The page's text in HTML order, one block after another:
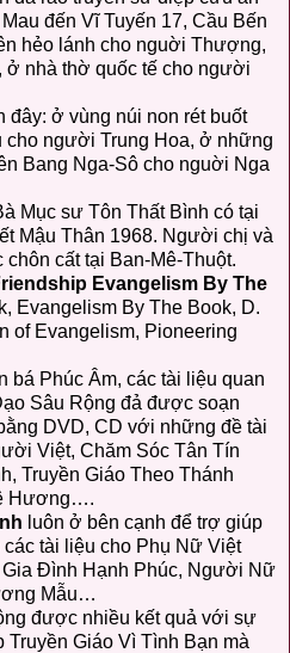
đến Vĩ Tuyến 17, Cầu Bến
hẻo lánh cho nguời Thượng,
nhà thờ quốc tế cho người
đây: ở vùng núi non rét buốt
cho người Trung Hoa, ở những
Bang Nga-Sô cho nguời Nga
Mục sư Tôn Thất Bình có tại
Mậu Thân 1968. Người chị và
cất tại Ban-Mê-Thuột.
Evangelism By The
Evangelism By The Book, D.
of Evangelism, Pioneering
bá Phúc Âm, các tài liệu quan
Sâu Rộng đả được soạn
DVD, CD với những đề tài
Việt, Chăm Sóc Tân Tín
Truyền Giáo Theo Thánh
Hương….
luôn ở bên cạnh để trợ giúp
các tài liệu cho Phụ Nữ Việt
Đình Hạnh Phúc, Người Nữ
Mẫu…
được nhiều kết quả với sự
Giáo Vì Tình Bạn mà